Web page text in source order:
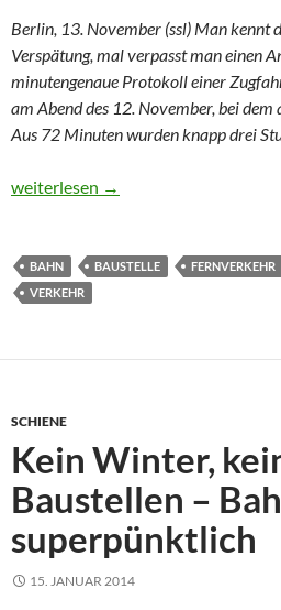
Berlin, 13. November (ssl) Man kennt
Verspätung, mal verpasst man einen
minutengenaue Protokoll einer
am Abend des 12. November, bei dem
Aus 72 Minuten wurden knapp drei
Manchmal geht bei der Bahn alles
weiterlesen →
BAHN BAUSTELLE FERNVERKEHR
VERKEHR
SCHIENE
Kein Winter,
Baustellen –
superpünktlich
15. JANUAR 2014